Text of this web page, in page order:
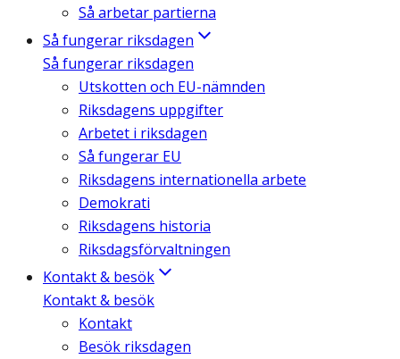
Så arbetar partierna
Så fungerar riksdagen
Så fungerar riksdagen
Utskotten och EU-nämnden
Riksdagens uppgifter
Arbetet i riksdagen
Så fungerar EU
Riksdagens internationella arbete
Demokrati
Riksdagens historia
Riksdagsförvaltningen
Kontakt & besök
Kontakt & besök
Kontakt
Besök riksdagen